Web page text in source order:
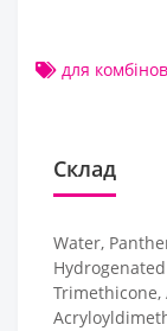
для
Склад
Water,